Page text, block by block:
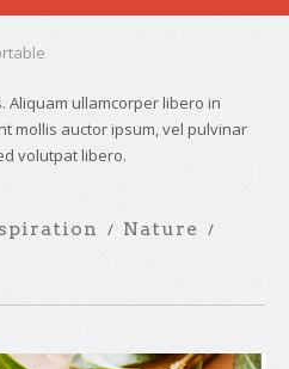
Aliquam ullamcorper libero in
mollis auctor ipsum, vel pulvinar
volutpat libero.
Nature